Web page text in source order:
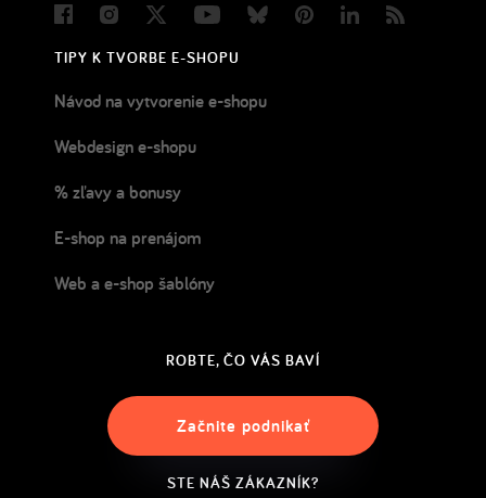
FacebookInstagram
Twitter YoutubeBlueskyPinterestLinkedIn
TIPY K TVORBE E-SHOPU
Návod na vytvorenie e-shopu
Webdesign e-shopu
% zľavy a bonusy
E-shop na prenájom
Web a e-shop šablóny
ROBTE, ČO VÁS BAVÍ
Začnite podnikať
STE NÁŠ ZÁKAZNÍK?